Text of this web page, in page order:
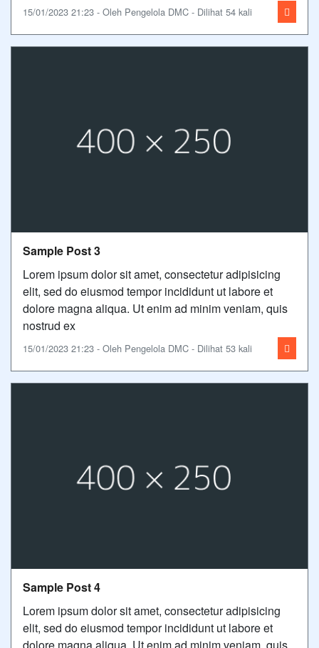
15/01/2023 21:23 - Oleh Pengelola DMC - Dilihat 54 kali
Sample Post 3
Lorem ipsum dolor sit amet, consectetur adipisicing
elit, sed do eiusmod tempor incididunt ut labore et
dolore magna aliqua. Ut enim ad minim veniam, quis
nostrud ex
15/01/2023 21:23 - Oleh Pengelola DMC - Dilihat 53 kali
Sample Post 4
Lorem ipsum dolor sit amet, consectetur adipisicing
elit, sed do eiusmod tempor incididunt ut labore et